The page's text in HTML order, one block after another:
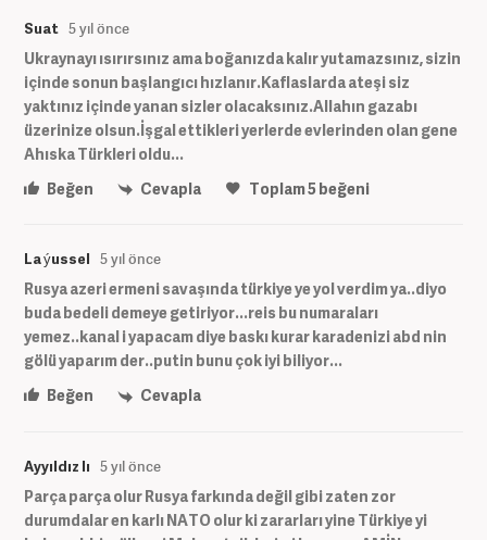
Suat 5 yıl önce
Ukraynayı ısırırsınız ama boğanızda kalır yutamazsınız, sizin
içinde sonun başlangıcı hızlanır.Kaflaslarda ateşi siz
yaktınız içinde yanan sizler olacaksınız.Allahın gazabı
üzerinize olsun.İşgal ettikleri yerlerde evlerinden olan gene
Ahıska Türkleri oldu...
Beğen
Cevapla Toplam5beğeni
La ýussel 5 yıl önce
Rusya azeri ermeni savaşında türkiye ye yol verdim ya..diyo
buda bedeli demeye getiriyor...reis bu numaraları
yemez..kanal i yapacam diye baskı kurar karadenizi abd nin
gölü yaparım der..putin bunu çok iyi biliyor...
Beğen
Cevapla
Ayyıldız lı 5 yıl önce
Parça parça olur Rusya farkında değil gibi zaten zor
durumdalar en karlı NATO olur ki zararları yine Türkiye yi